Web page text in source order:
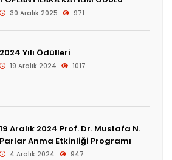
30 Aralık 2025 971
2024 Yılı Ödülleri
19 Aralık 2024 1017
19 Aralık 2024 Prof. Dr. Mustafa N.
Parlar Anma Etkinliği Programı
4 Aralık 2024 947